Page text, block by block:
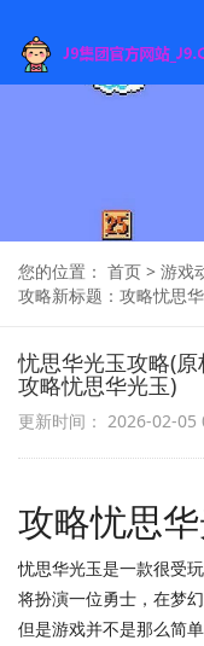
您的位置： 首页 > 游戏
攻略新标题：攻略忧思
忧思华光玉攻略(
攻略忧思华光玉)
更新时间： 2026-02-05
攻略忧思
忧思华光玉是一款很受
将扮演一位勇士，在梦
但是游戏并不是那么简